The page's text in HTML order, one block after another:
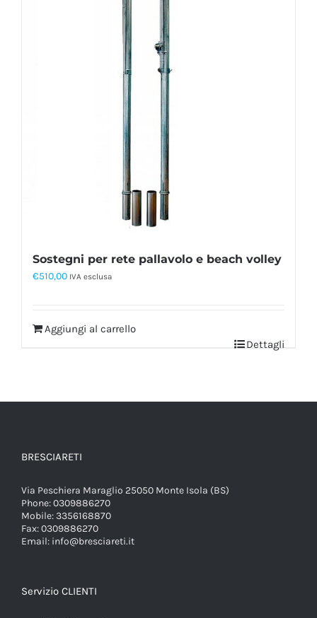
Sostegni per rete pallavolo e beach volley
€510,00 IVA esclusa
Aggiungi al carrello
Dettagli
BRESCIARETI
Via Peschiera Maraglio 25050 Monte Isola (BS)
Phone:0309886270
Mobile:3356168870
Fax:0309886270
Email: info@bresciareti.it
Servizio CLIENTI